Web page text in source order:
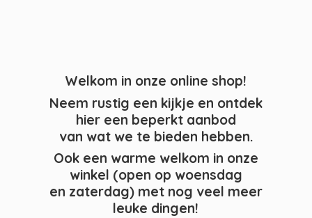
Welkom in onze online shop!
Neem rustig een kijkje en ontdek
hier een beperkt aanbod
van wat we te bieden hebben.
Ook een warme welkom in onze
winkel (open op woensdag
en zaterdag) met nog veel meer
leuke dingen!